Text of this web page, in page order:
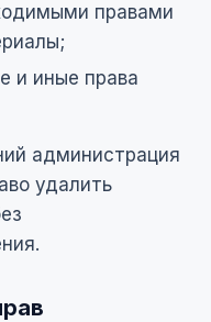
правами
и иные права
администрация
удалить